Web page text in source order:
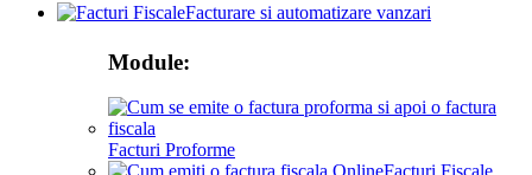
Facturare si automatizare vanzari
Module:
Facturi Proforme